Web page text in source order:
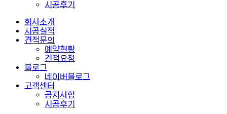
시공후기
회사소개
시공실적
견적문의
예약현황
견적요청
블로그
네이버블로그
고객센터
공지사항
시공후기